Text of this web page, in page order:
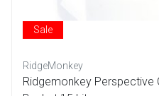
Sale
RidgeMonkey
Ridgemonkey Perspective